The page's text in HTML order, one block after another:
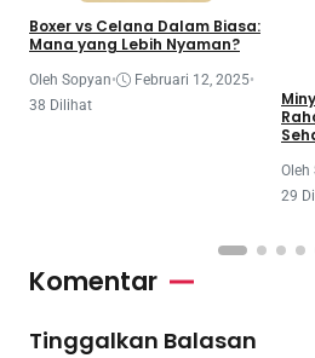
Boxer vs Celana Dalam Biasa:
Mana yang Lebih Nyaman?
Oleh Sopyan• Februari 12, 2025•
38 Dilihat
Oleh
29
Komentar
Tinggalkan Balasan